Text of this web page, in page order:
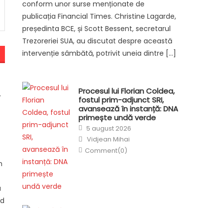
conform unor surse menționate de
publicația Financial Times. Christine Lagarde,
președinta BCE, și Scott Bessent, secretarul
Trezoreriei SUA, au discutat despre această
intervenție sâmbătă, potrivit uneia dintre […]
Procesul lui Florian Coldea,
fostul prim-adjunct SRI,
avansează în instanță: DNA
primește undă verde
Posted
on
5 august 2026
Author
Vidjean Mihai
Comment(0)